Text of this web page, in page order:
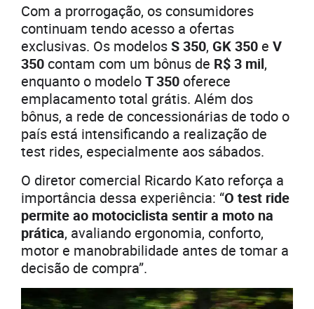
Com a prorrogação, os consumidores
continuam tendo acesso a ofertas
exclusivas. Os modelosS 350, GK 350 e V
350 contam com um bônus de R$ 3 mil,
enquanto o modeloT 350 oferece
emplacamento total grátis. Além dos
bônus, a rede de concessionárias de todo o
país está intensificando a realização de
test rides, especialmente aos sábados.
O diretor comercial Ricardo Kato reforça a
importância dessa experiência: “O test ride
permite ao motociclista sentir a moto na
prática, avaliando ergonomia, conforto,
motor e manobrabilidade antes de tomar a
decisão de compra”.